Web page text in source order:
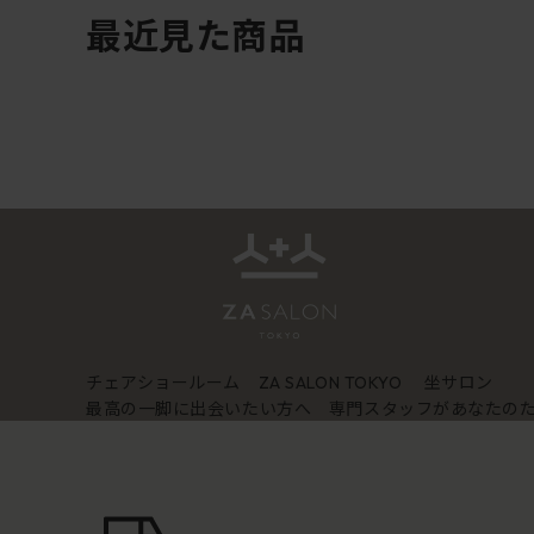
最近見た商品
チェアショールーム ZA SALON TOKYO
坐サロン
最高の一脚に出会いたい方へ 専門スタッフがあなたの